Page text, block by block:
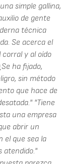
simple gallina,
de gente
técnica
Se acerca el
y al oído
ha fijado,
sin método
que hace de
"Tiene
una empresa
abrir un
el que sea la
atendido."